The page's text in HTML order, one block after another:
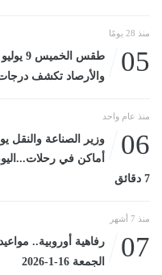
منذ 28 يومًا
05
والأرصاد تكشف درجات...اليوم
منذ عام واحد
06
وزير الصناعة والنقل
7 دقائق
منذ 7 أشهر
07
رفاهية أوروبية..
الجمعة 16-1-2026